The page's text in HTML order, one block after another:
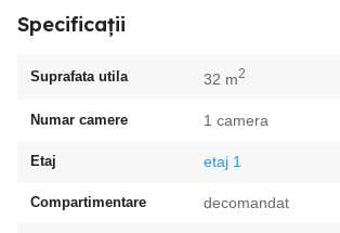
Specificații
Suprafata utila 32 m2
Numar camere 1 camera
Etaj etaj 1
Compartimentare decomandat